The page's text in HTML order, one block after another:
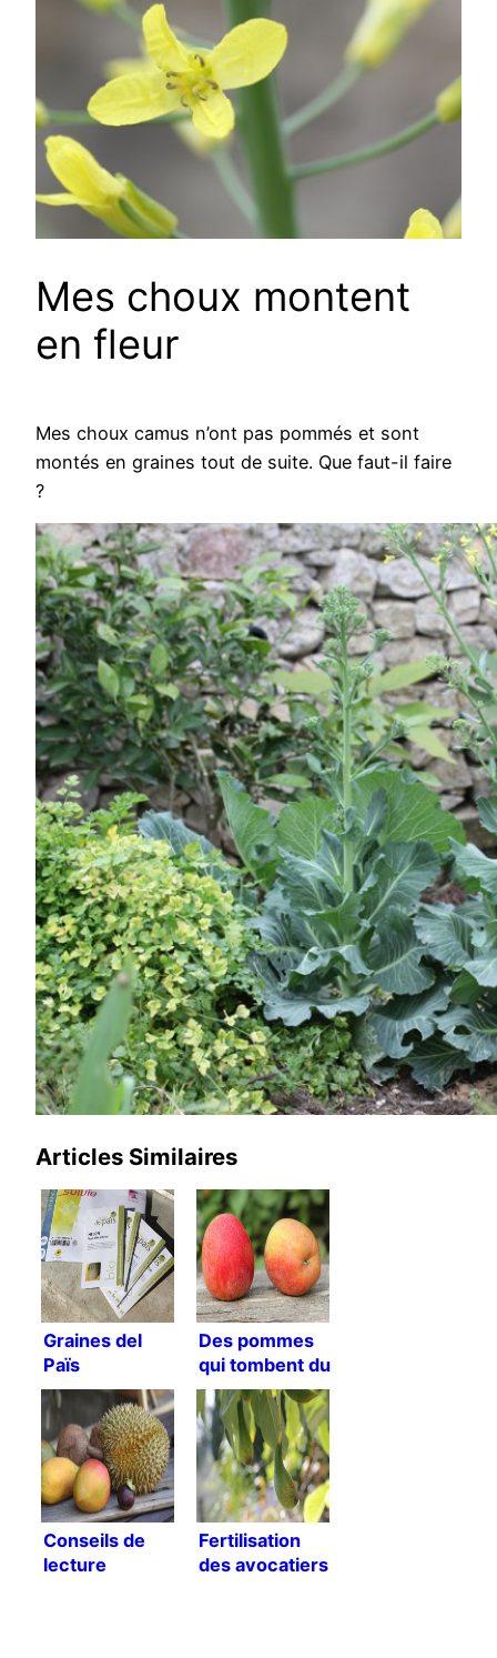
Mes choux montent
en fleur
Mes choux camus n’ont pas pommés et sont
montés en graines tout de suite. Que faut-il faire
?
Articles Similaires
Graines del
Païs
Des pommes
qui tombent du
ciel !
Conseils de
lecture
Fertilisation
des avocatiers